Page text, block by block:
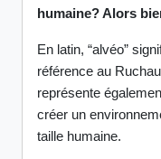
humaine? Alors
En latin, “alvéo”
référence au
représente
créer un
taille humaine.